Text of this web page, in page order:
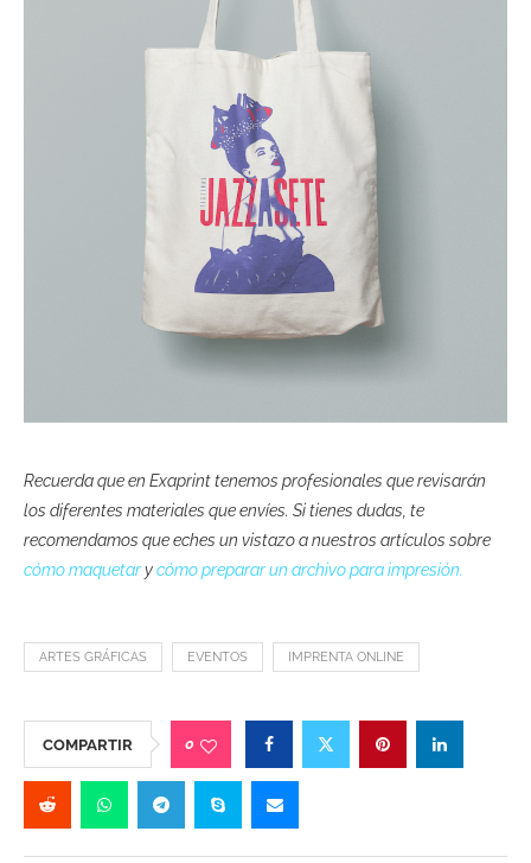
Recuerda que en Exaprint tenemos profesionales que revisarán
los diferentes materiales que envíes. Si tienes dudas, te
recomendamos que eches un vistazo a nuestros artículos sobre
cómo maquetarycómo preparar un archivo para impresión.
ARTES GRÁFICAS EVENTOS IMPRENTA ONLINE
COMPARTIR 0